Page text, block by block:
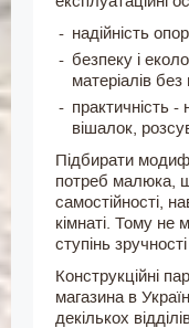
надійність
безпеку і
матеріалів
практичність -
вішалок,
Підбирати
потреб малюка,
самостійності,
кімнаті. Тому
ступінь
Конструкційні
магазина в
декількох